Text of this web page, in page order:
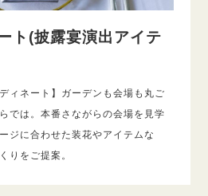
ト(披露宴演出アイテ
ィネート】ガーデンも会場も丸ご
では。本番さながらの会場を見学
ジに合わせた装花やアイテムな
りをご提案。